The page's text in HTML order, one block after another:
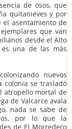
de osos, que
quitanieves y por
asentamiento de
que van
desde el Alto
una de las más
nuevos
colonia se trasladó
atropello mortal de
de Valcarce avala
nada se sabe de
por lo que la
de El Morredero